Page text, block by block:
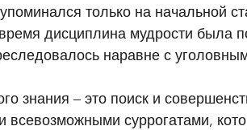
только на начальной
дисциплина мудрости была
наравне с
знания – это поиск и
всевозможными суррогатами,